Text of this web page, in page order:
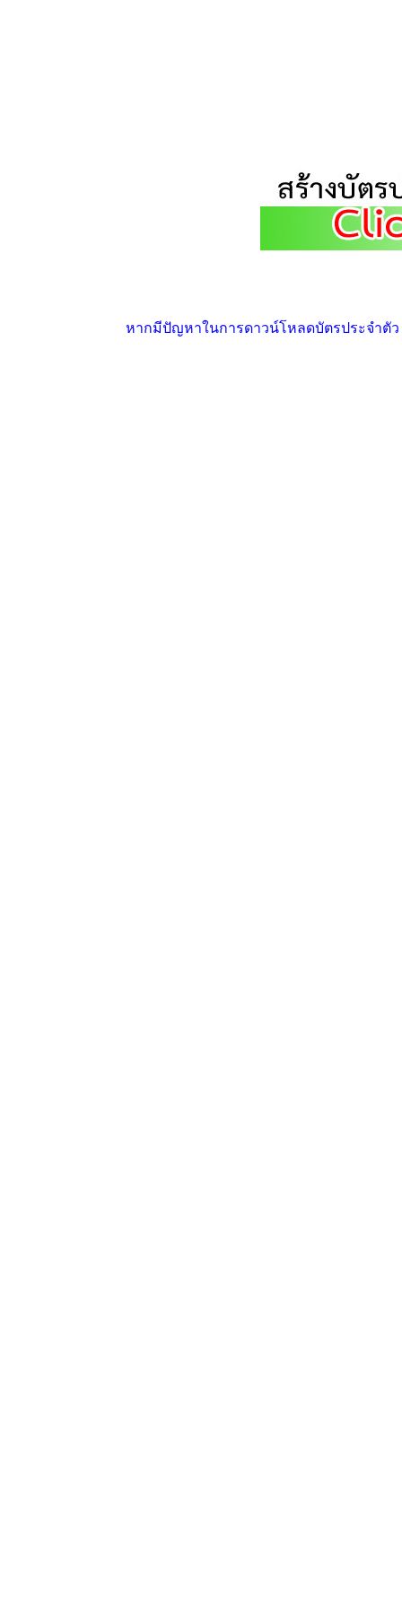
หากมีปัญหาในการดาวน์โหลดบัตรประจำตัว